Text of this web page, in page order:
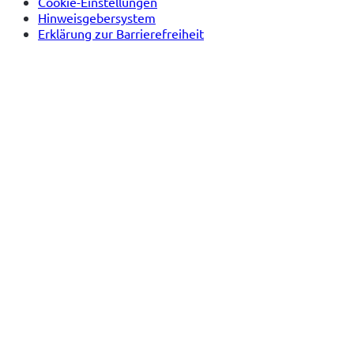
Hinweisgebersystem
Erklärung zur Barrierefreiheit